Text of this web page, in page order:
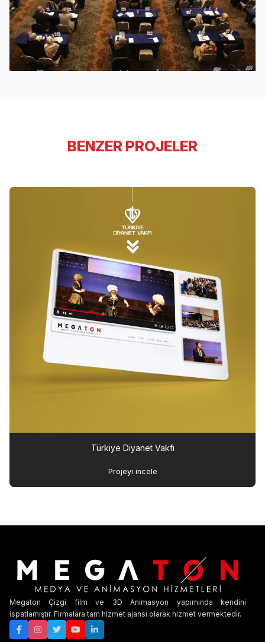
BENZER PROJELER
Türkiye Diyanet Vakfı
Projeyi incele
Megaton Çizgi film ve 3D Animasyon yapımında kendini
ispatlamıştır. Firmalara tam hizmet ajansı olarak hizmet vermektedir.